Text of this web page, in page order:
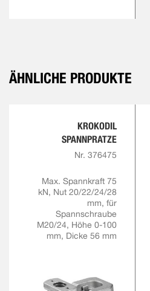
ÄHNLICHE PRODUKTE
KROKODIL
SPANNPRATZE
Nr. 376475
Max. Spannkraft 75
kN, Nut 20/22/24/28
mm, für
Spannschraube
M20/24, Höhe 0-100
mm, Dicke 56 mm